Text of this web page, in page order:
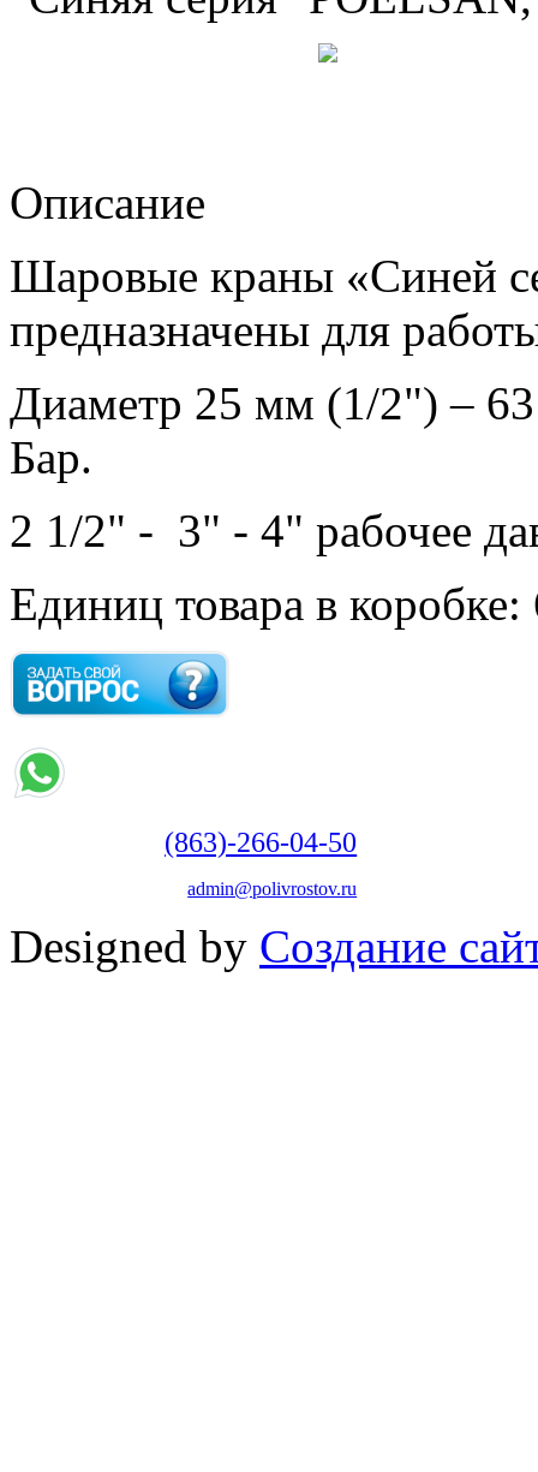
Описание
Шаровые краны «Синей
предназначены для
Диаметр 25 мм (1/2") –
Бар.
2 1/2" - 3" - 4" рабочее
Единиц товара в коробке:
(863)-266-04-50
admin@polivrostov.ru
Designed by Создание